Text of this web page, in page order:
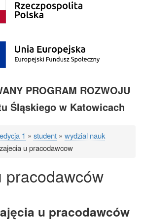
PROGRAM ROZWOJU
Śląskiego w Katowicach
edycja 1 student
wydzial nauk
zajecia u pracodawcow
pracodawców
u pracodawców